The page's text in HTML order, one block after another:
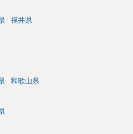
福井県
和歌山県